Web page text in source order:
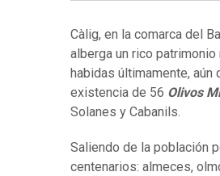
Càlig, en la comarca del
alberga un rico
habidas últimamente,
existencia de 56 Olivos
Solanes y Cabanils.
Saliendo de la población
centenarios: almeces,